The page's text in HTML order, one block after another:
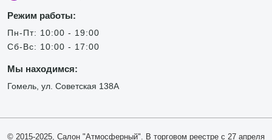
Режим работы:
Пн-Пт: 10:00 - 19:00
Сб-Вс: 10:00 - 17:00
Мы находимся:
Гомель, ул. Советская 138А
© 2015-2025, Салон "Атмосферный". В торговом реестре с 27 апреля